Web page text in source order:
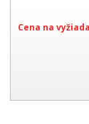
Cena na